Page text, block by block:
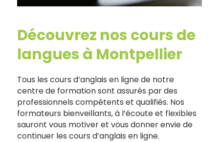
Découvrez nos cours de
langues à Montpellier
Tous les cours d’anglais en ligne de notre
centre de formation sont assurés par des
professionnels compétents et qualifiés. Nos
formateurs bienveillants, à l’écoute et flexibles
sauront vous motiver et vous donner envie de
continuer les cours d’anglais en ligne.